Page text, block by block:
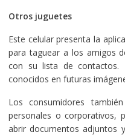
Otros juguetes
Este celular presenta la
para taguear a los amigos
con su lista de contactos.
conocidos en futuras
Los consumidores
personales o corporativos,
abrir documentos adjuntos